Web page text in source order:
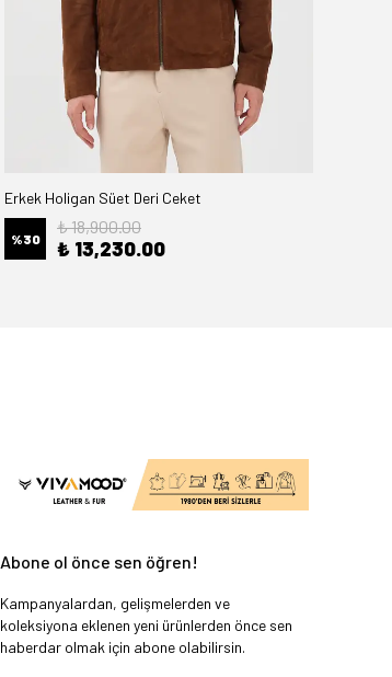
Erkek Holigan Süet Deri Ceket
%30
₺ 18,900.00
₺ 13,230.00
Abone ol önce sen öğren!
Kampanyalardan, gelişmelerden ve
koleksiyona eklenen yeni ürünlerden önce sen
haberdar olmak için abone olabilirsin.